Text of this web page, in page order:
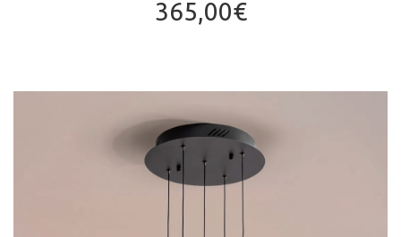
365,00€